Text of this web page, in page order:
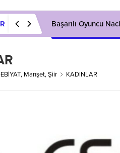
Başarılı Oyuncu
, Manşet,Şiir KADINLAR